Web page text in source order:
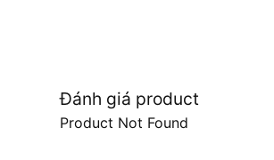
Đánh giá product
Product Not Found